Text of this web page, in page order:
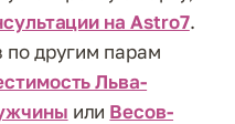
на Astro7.
по другим парам
Льва-
или Весов-